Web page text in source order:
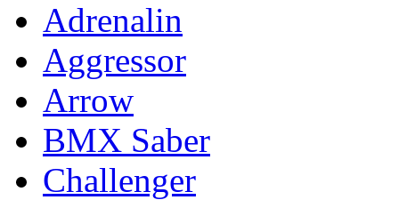
Adrenalin
Aggressor
Arrow
BMX Saber
Challenger